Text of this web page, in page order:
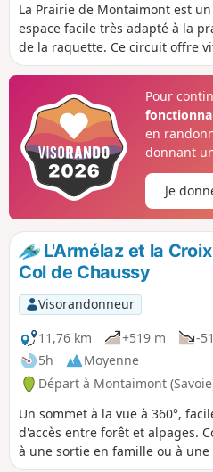
La Prairie de Montaimont est
espace facile très adapté à la
de la raquette. Ce circuit offre
magnifiques panoramas
Madeleine, le Massif de
loin les Aiguilles d'Arves etc...).
Pour
en
donnant
Je
L'Armélaz et la
Col de Chaussy
Visorandonneur
11,76 km
+519 m
-
5h
Moyenne
Départ à Montaimont
Un sommet à la vue à 360°,
d'accès entre forêt et alpages.
à une sortie en famille ou à une